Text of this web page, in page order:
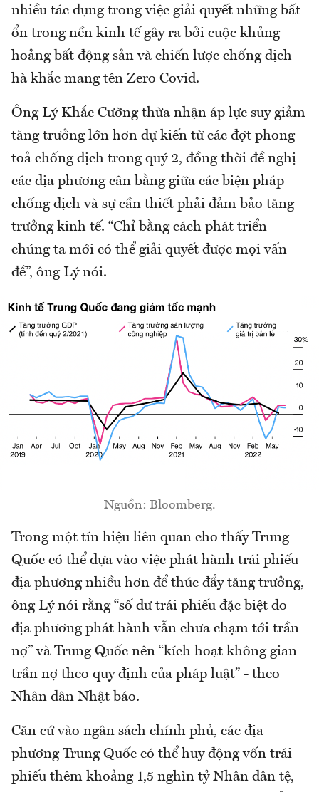
nhiều tác dụng trong việc giải quyết những bất
ổn trong nền kinh tế gây ra bởi cuộc khủng
hoảng bất động sản và chiến lược chống dịch
hà khắc mang tên Zero Covid.
Ông Lý Khắc Cường thừa nhận áp lực suy giảm
tăng trưởng lớn hơn dự kiến từ các đợt phong
toả chống dịch trong quý 2, đồng thời đề nghị
các địa phương cân bằng giữa các biện pháp
chống dịch và sự cần thiết phải đảm bảo tăng
trưởng kinh tế. “Chỉ bằng cách phát triển
chúng ta mới có thể giải quyết được mọi vấn
đề”, ông Lý nói.
Nguồn: Bloomberg.
Trong một tín hiệu liên quan cho thấy Trung
Quốc có thể dựa vào việc phát hành trái phiếu
địa phương nhiều hơn để thúc đẩy tăng trưởng,
ông Lý nói rằng “số dư trái phiếu đặc biệt do
địa phương phát hành vẫn chưa chạm tới trần
nợ” và Trung Quốc nên “kích hoạt không gian
trần nợ theo quy định của pháp luật” - theo
Nhân dân Nhật báo.
Căn cứ vào ngân sách chính phủ, các địa
phương Trung Quốc có thể huy động vốn trái
phiếu thêm khoảng 1,5 nghìn tỷ Nhân dân tệ,